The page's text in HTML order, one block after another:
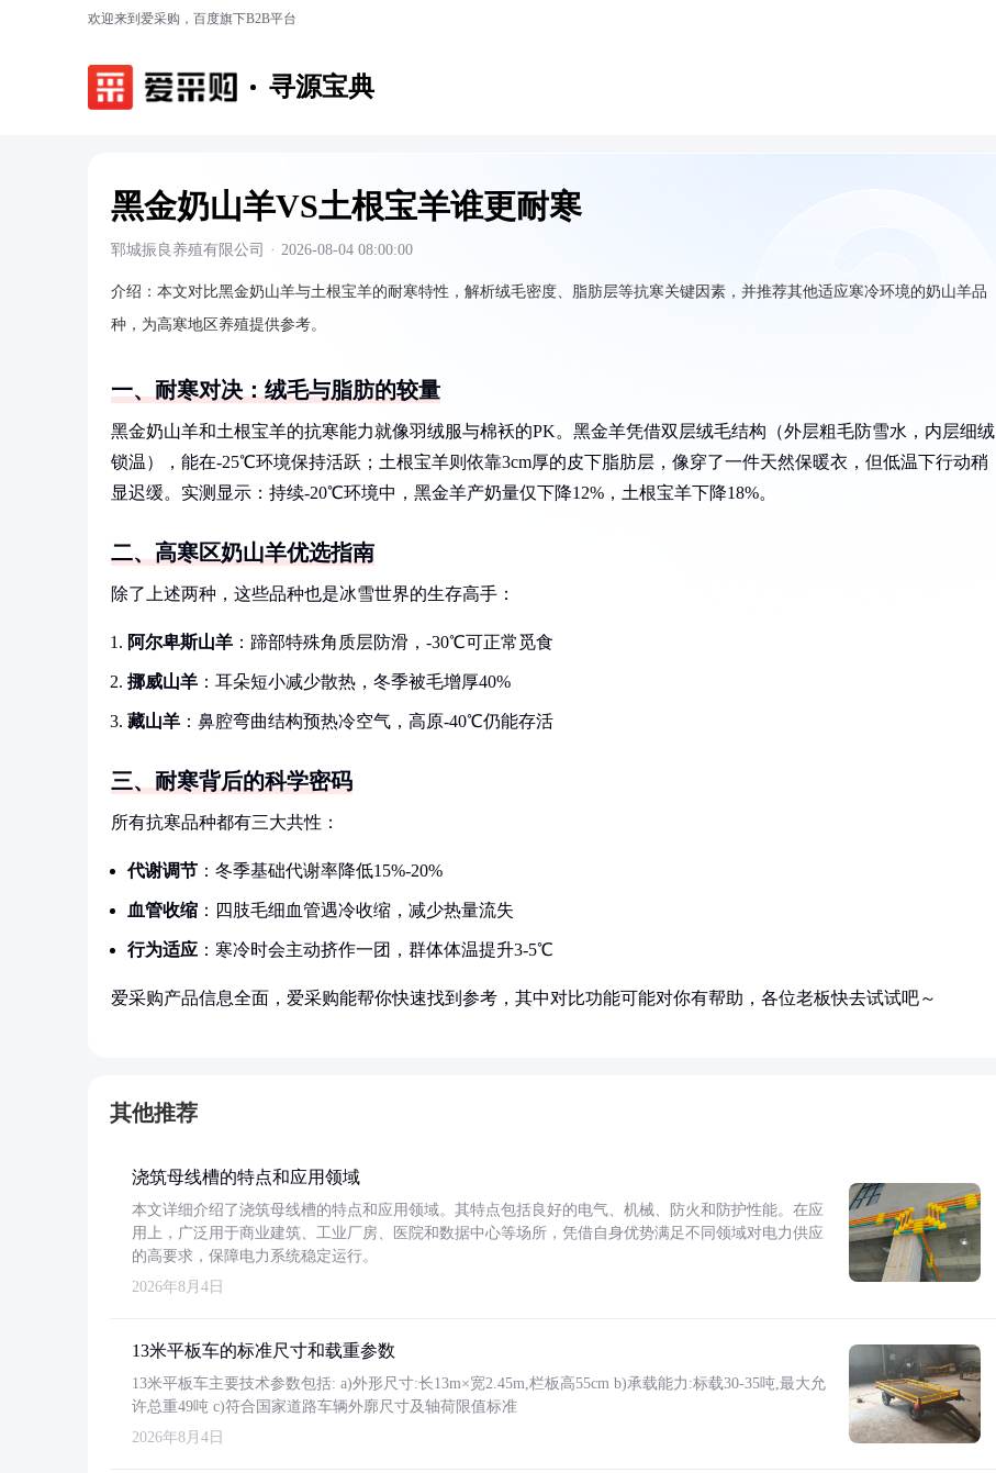
欢迎来到爱采购，百度旗下B2B平台
寻源宝典
黑金奶山羊VS土根宝羊谁更耐寒
郓城振良养殖有限公司 · 2026-08-04 08:00:00
介绍： 本文对比黑金奶山羊与土根宝羊的耐寒特性，解析绒毛密度、脂肪层等抗寒关键因素，并推荐其他适应寒冷环境的奶山羊品
种，为高寒地区养殖提供参考。
一、耐寒对决：绒毛与脂肪的较量
黑金奶山羊和土根宝羊的抗寒能力就像羽绒服与棉袄的PK。黑金羊凭借双层绒毛结构（外层粗毛防雪水，内层细绒
锁温），能在-25℃环境保持活跃；土根宝羊则依靠3cm厚的皮下脂肪层，像穿了一件天然保暖衣，但低温下行动稍
显迟缓。实测显示：持续-20℃环境中，黑金羊产奶量仅下降12%，土根宝羊下降18%。
二、高寒区奶山羊优选指南
除了上述两种，这些品种也是冰雪世界的生存高手：
阿尔卑斯山羊 ：蹄部特殊角质层防滑，-30℃可正常觅食
挪威山羊 ：耳朵短小减少散热，冬季被毛增厚40%
藏山羊 ：鼻腔弯曲结构预热冷空气，高原-40℃仍能存活
三、耐寒背后的科学密码
所有抗寒品种都有三大共性：
代谢调节 ：冬季基础代谢率降低15%-20%
血管收缩 ：四肢毛细血管遇冷收缩，减少热量流失
行为适应 ：寒冷时会主动挤作一团，群体体温提升3-5℃
爱采购产品信息全面，爱采购能帮你快速找到参考，其中对比功能可能对你有帮助，各位老板快去试试吧～
其他推荐
浇筑母线槽的特点和应用领域
本文详细介绍了浇筑母线槽的特点和应用领域。其特点包括良好的电气、机械、防火和防护性能。在应
用上，广泛用于商业建筑、工业厂房、医院和数据中心等场所，凭借自身优势满足不同领域对电力供应
的高要求，保障电力系统稳定运行。
2026年8月4日
13米平板车的标准尺寸和载重参数
13米平板车主要技术参数包括: a)外形尺寸:长13m×宽2.45m,栏板高55cm b)承载能力:标载30-35吨,最大允
许总重49吨 c)符合国家道路车辆外廓尺寸及轴荷限值标准
2026年8月4日